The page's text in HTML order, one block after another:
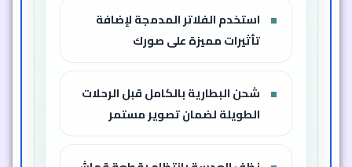
استخدم الفلاتر المدمجة لإضافة
تأثيرات مميزة على صورك
شحن البطارية بالكامل قبل الرحلات
الطويلة لضمان تصوير مستمر